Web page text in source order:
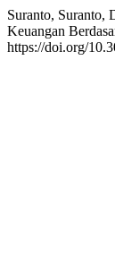
Suranto, Suranto,
Keuangan
https://doi.org/